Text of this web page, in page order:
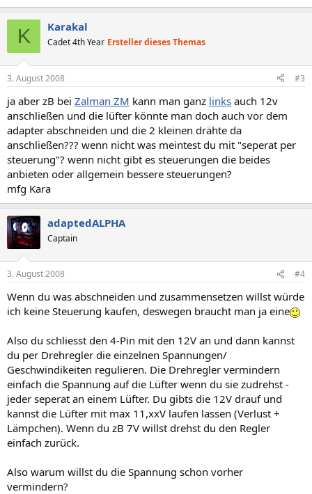
K Karakal
Cadet 4th Year Ersteller dieses Themas
3. August 2008 #3
ja aber zB bei Zalman ZM kann man ganz links auch 12v
anschließen und die lüfter könnte man doch auch vor dem
adapter abschneiden und die 2 kleinen drähte da
anschließen??? wenn nicht was meintest du mit "seperat per
steuerung"? wenn nicht gibt es steuerungen die beides
anbieten oder allgemein bessere steuerungen?
mfg Kara
adaptedALPHA
Captain
3. August 2008 #4
Wenn du was abschneiden und zusammensetzen willst würde
ich keine Steuerung kaufen, deswegen braucht man ja eine
Also du schliesst den 4-Pin mit den 12V an und dann kannst
du per Drehregler die einzelnen Spannungen/
Geschwindikeiten regulieren. Die Drehregler vermindern
einfach die Spannung auf die Lüfter wenn du sie zudrehst -
jeder seperat an einem Lüfter. Du gibts die 12V drauf und
kannst die Lüfter mit max 11,xxV laufen lassen (Verlust +
Lämpchen). Wenn du zB 7V willst drehst du den Regler
einfach zurück.
Also warum willst du die Spannung schon vorher
vermindern?